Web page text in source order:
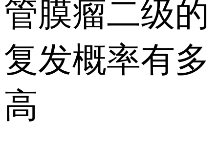
管膜瘤二级的
复发概率有多
高